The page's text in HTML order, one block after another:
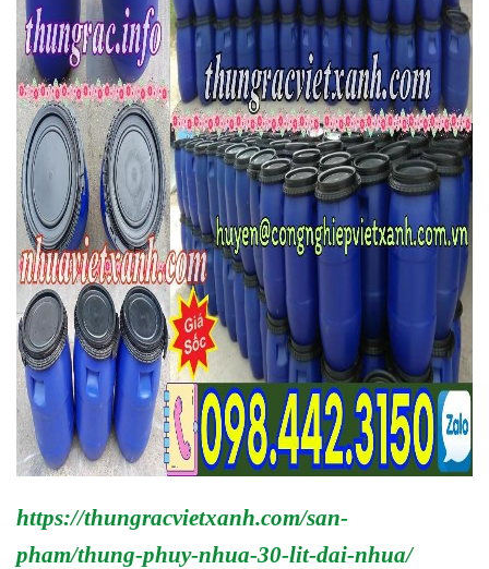
https://thungracvietxanh.com/san-
pham/thung-phuy-nhua-30-lit-dai-nhua/